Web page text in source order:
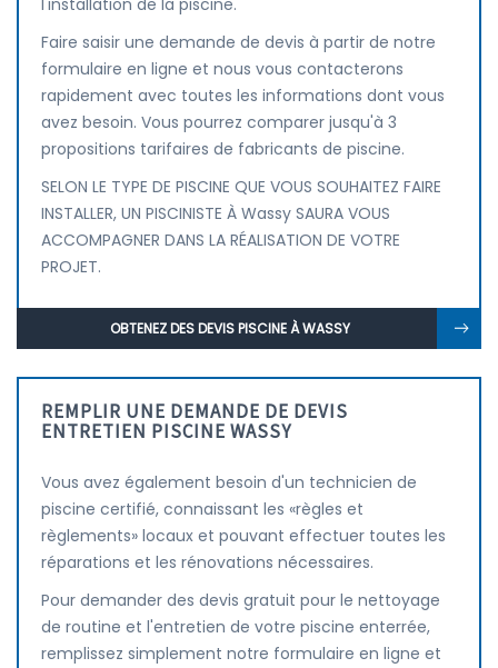
l'installation de la piscine.
Faire saisir une demande de devis à partir de notre
formulaire en ligne et nous vous contacterons
rapidement avec toutes les informations dont vous
avez besoin. Vous pourrez comparer jusqu'à 3
propositions tarifaires de fabricants de piscine.
SELON LE TYPE DE PISCINE QUE VOUS SOUHAITEZ FAIRE
INSTALLER, UN PISCINISTE À Wassy SAURA VOUS
ACCOMPAGNER DANS LA RÉALISATION DE VOTRE
PROJET.
OBTENEZ DES DEVIS PISCINE À WASSY
REMPLIR UNE DEMANDE DE DEVIS
ENTRETIEN PISCINE WASSY
Vous avez également besoin d'un technicien de
piscine certifié, connaissant les «règles et
règlements» locaux et pouvant effectuer toutes les
réparations et les rénovations nécessaires.
Pour demander des devis gratuit pour le nettoyage
de routine et l'entretien de votre piscine enterrée,
remplissez simplement notre formulaire en ligne et